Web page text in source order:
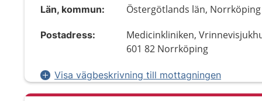
Län, kommun: Östergötlands län, Norrköping
Postadress:
Medicinkliniken,
601 82 Norrköping
Visa vägbeskrivning till mottagningen